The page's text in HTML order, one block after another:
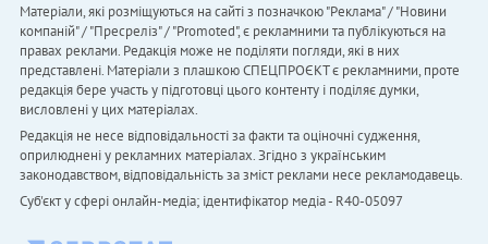
Матеріали, які розміщуються на сайті з позначкою "Реклама" / "Новини
компаній" / "Пресреліз" / "Promoted", є рекламними та публікуються на
правах реклами. Редакція може не поділяти погляди, які в них
представлені. Матеріали з плашкою СПЕЦПРОЄКТ є рекламними, проте
редакція бере участь у підготовці цього контенту і поділяє думки,
висловлені у цих матеріалах.
Редакція не несе відповідальності за факти та оціночні судження,
оприлюднені у рекламних матеріалах. Згідно з українським
законодавством, відповідальність за зміст реклами несе рекламодавець.
Cуб'єкт у сфері онлайн-медіа; ідентифікатор медіа - R40-05097